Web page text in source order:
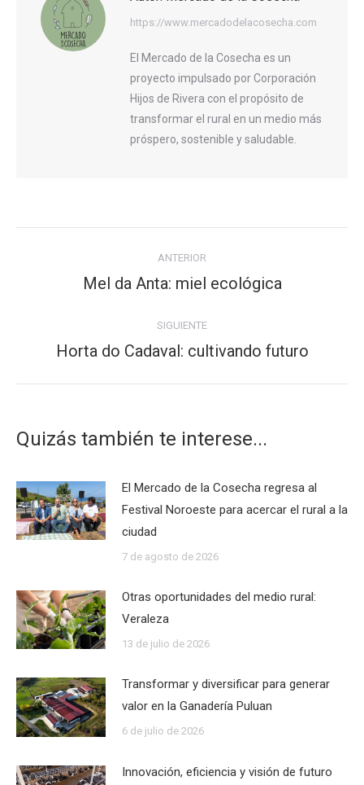
https://www.mercadodelacosecha.com
El Mercado de la Cosecha es un
proyecto impulsado por Corporación
Hijos de Rivera con el propósito de
transformar el rural en un medio más
próspero, sostenible y saludable.
publicaciones
ANTERIOR
Publicación
Mel da Anta: miel ecológica
SIGUIENTE
Publicación
Horta do Cadaval: cultivando futuro
Quizás también te interese...
El Mercado de la Cosecha regresa al
Festival Noroeste para acercar el rural a la
ciudad
7 de agosto de 2026
Otras oportunidades del medio rural:
Veraleza
13 de julio de 2026
Transformar y diversificar para generar
valor en la Ganadería Puluan
6 de julio de 2026
Innovación, eficiencia y visión de futuro